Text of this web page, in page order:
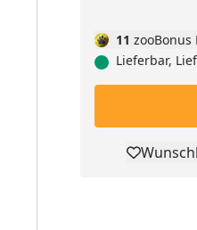
11 zooBonus
Lieferbar,